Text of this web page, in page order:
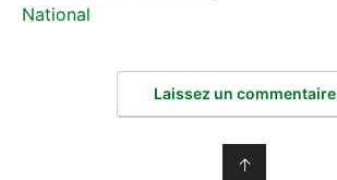
National
Laissez un commentaire
↑